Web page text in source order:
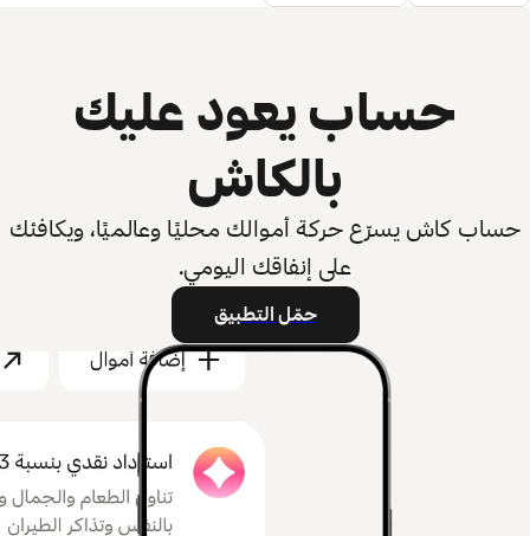
حساب يعود عليك
بالكاش
حساب كاش يسرّع حركة أموالك محليًا وعالميًا، ويكافئك
على إنفاقك اليومي.
حمّل التطبيق